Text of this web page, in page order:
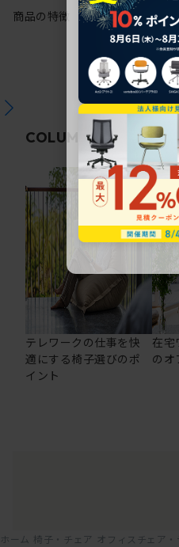
商品の特徴
COLUMN関連コラム
テレワークの仕事を快
適にする椅子選びのポ
イント
在宅
のオ
ホーム 椅子・チェア オフィスチェア